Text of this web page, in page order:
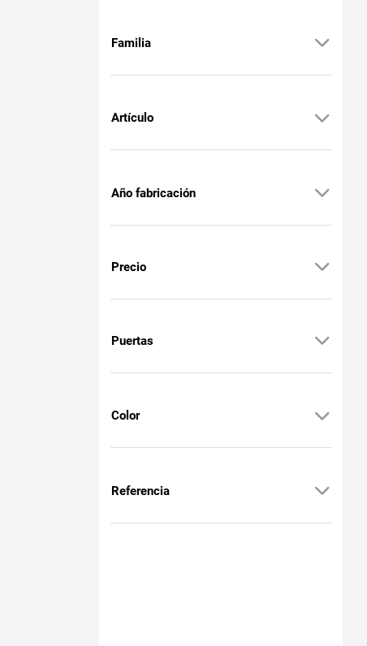
Familia
Artículo
Año fabricación
Precio
Puertas
Color
Referencia